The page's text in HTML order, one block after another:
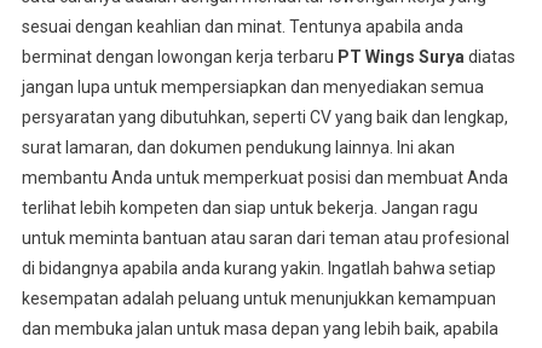
sesuai dengan keahlian dan minat. Tentunya apabila anda
berminat dengan lowongan kerja terbaru PT Wings Surya diatas
jangan lupa untuk mempersiapkan dan menyediakan semua
persyaratan yang dibutuhkan, seperti CV yang baik dan lengkap,
surat lamaran, dan dokumen pendukung lainnya. Ini akan
membantu Anda untuk memperkuat posisi dan membuat Anda
terlihat lebih kompeten dan siap untuk bekerja. Jangan ragu
untuk meminta bantuan atau saran dari teman atau profesional
di bidangnya apabila anda kurang yakin. Ingatlah bahwa setiap
kesempatan adalah peluang untuk menunjukkan kemampuan
dan membuka jalan untuk masa depan yang lebih baik, apabila